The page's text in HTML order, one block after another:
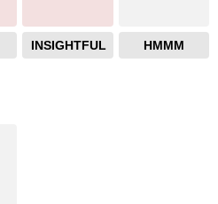
INSIGHTFUL HMMM